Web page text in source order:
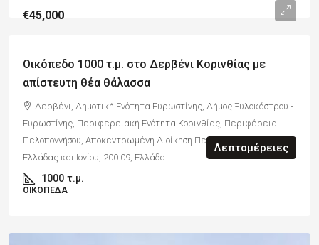
€45,000
Οικόπεδο 1000 τ.μ. στο Δερβένι Κορινθίας με
απίστευτη θέα θάλασσα
Δερβένι, Δημοτική Ενότητα Ευρωστίνης, Δήμος Ξυλοκάστρου -
Ευρωστίνης, Περιφερειακή Ενότητα Κορινθίας, Περιφέρεια
Πελοποννήσου, Αποκεντρωμένη Διοίκηση Πελοποννήσου, Δυτικής
Ελλάδας και Ιονίου, 200 09, Ελλάδα
1000 τ.μ.
ΟΙΚΌΠΕΔΑ
Λεπτομέρειες